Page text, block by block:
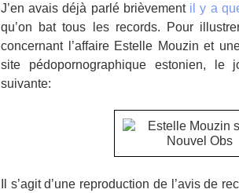
J’en avais déjà parlé brièvement il y a
qu’on bat tous les records. Pour
concernant l’affaire Estelle Mouzin et
site pédopornographique estonien, le
suivante:
Il s’agit d’une reproduction de l’avis de